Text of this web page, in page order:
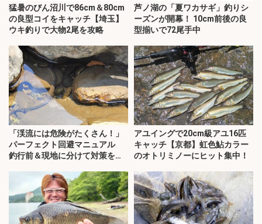
猛暑のびん沼川で86cm＆80cm
の良型コイをキャッチ【埼玉】
ウキ釣りで大物2尾を攻略
芦ノ湖の「夏ワカサギ」釣りシ
ーズンが開幕！ 10cm前後の良
型揃いで72尾手中
「渓流には危険がたくさん！」
パーフェクト回避マニュアル
釣行前＆現地に分けて対策を解
アユイングで20cm級アユ16匹
キャッチ【京都】虹色鮎カラー
のオトリミノーにヒット集中！